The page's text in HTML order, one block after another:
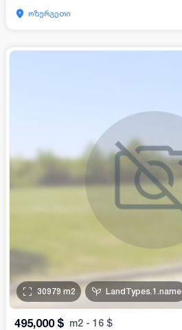
ოზურგეთი
30979 m2 LandTypes.1.name
495,000 $ m2 - 16 $